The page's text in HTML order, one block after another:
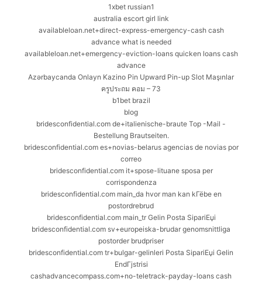
1xbet russian1
australia escort girl link
availableloan.net+direct-express-emergency-cash cash
advance what is needed
availableloan.net+emergency-eviction-loans quicken loans cash
advance
Azərbaycanda Onlayn Kazino Pin Upward Pin-up Slot Maşınlar
ครูประถม คอม – 73
b1bet brazil
blog
bridesconfidential.com de+italienische-braute Top -Mail -
Bestellung Brautseiten.
bridesconfidential.com es+novias-belarus agencias de novias por
correo
bridesconfidential.com it+spose-lituane sposa per
corrispondenza
bridesconfidential.com main_da hvor man kan kГёbe en
postordrebrud
bridesconfidential.com main_tr Gelin Posta SipariЕџi
bridesconfidential.com sv+europeiska-brudar genomsnittliga
postorder brudpriser
bridesconfidential.com tr+bulgar-gelinleri Posta SipariЕџi Gelin
EndГјstrisi
cashadvancecompass.com+no-teletrack-payday-loans cash